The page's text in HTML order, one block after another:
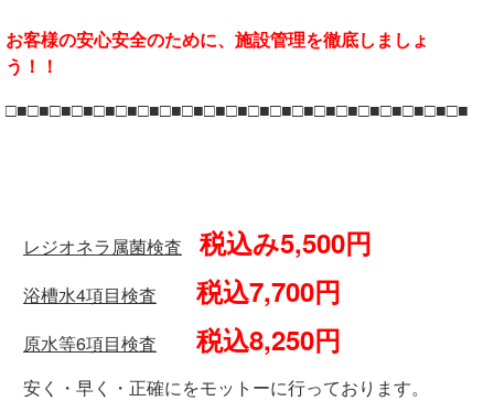
お客様の安心安全のために、施設管理を徹底しましょ
う！！
□■□■□■□■□■□■□■□■□■□■□■□■□■□■□■□■□■□■□■□■□■
レジオネラ属菌検査 税込み5,500円
浴槽水4項目検査 税込7,700円
原水等6項目検査 税込8,250円
安く・早く・正確にをモットーに行っております。